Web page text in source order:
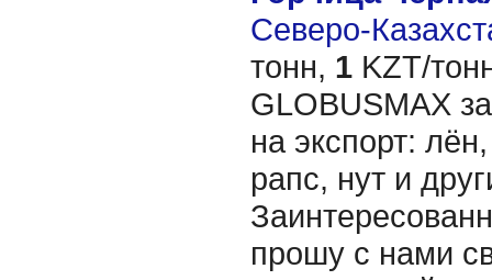
Северо-
тонн, 1 KZT/
GLOBUSMAX
на экспорт:
рапс, нут и
прошу с нами